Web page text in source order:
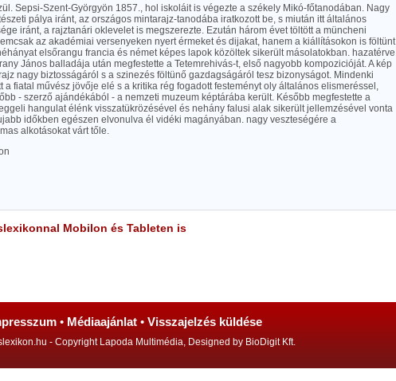
Sepsi-Szent-Györgyön 1857., hol iskoláit is végezte a székely Mikó-főtanodában. Nagy
pálya iránt, az országos mintarajz-tanodába iratkozott be, s miután itt általános
iránt, a rajztanári oklevelet is megszerezte. Ezután három évet töltött a müncheni
az akadémiai versenyeken nyert érmeket és dijakat, hanem a kiállításokon is föltünt
elsőrangu francia és német képes lapok közöltek sikerült másolatokban. hazatérve
János balladája után megfestette a Tetemrehivás-t, első nagyobb kompozicióját. A kép
nagy biztosságáról s a szinezés föltünő gazdagságáról tesz bizonyságot. Mindenki
a fiatal művész jövője elé s a kritika rég fogadott festeményt oly általános elismeréssel,
- szerző ajándékából - a nemzeti muzeum képtárába került. Később megfestette a
hangulat élénk visszatükrözésével és nehány falusi alak sikerült jellemzésével vonta
időkben egészen elvonulva él vidéki magányában. nagy veszteségére a
alkotásokat várt tőle.
Mobilon és Tableten is
• Médiaajánlat • Visszajelzés küldése
- Copyright Lapoda Multimédia, Designed by BioDigit Kft.